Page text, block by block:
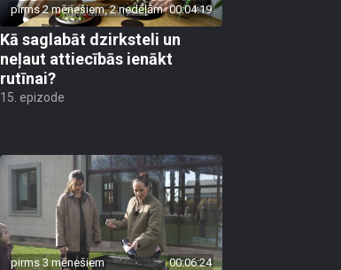
pirms 2 mēnešiem, 2 nedēļām 00:04:19
Kā saglabāt dzirksteli un
neļaut attiecībās ienākt
rutīnai?
15. epizode
pirms 3 mēnešiem 00:06:24